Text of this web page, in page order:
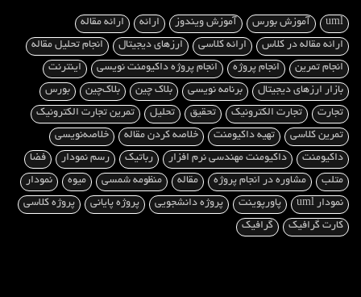
uml آموزش بورس آموزش ویندوز ارائه
ارائه مقاله
ارائه مقاله در کلاس
ارائه کلاسی ارزهای دیجیتال
انجام تحلیل مقاله
انجام تمرین
انجام پروژه انجام پروژه داکیومنت‌ نویسی
اینترنت
بازار ارزهای دیجیتال
برنامه نویسی بلاک چین بلاک‌چین
بورس
تجارت
تجارت الکترونیک تحقیق تحلیل
تمرین تجارت الکترونیک
تمرین کلاسی
تهیه داکیومنت خلاصه کردن مقاله
خلاصه‌نویسی
داکیومنت
داکیومنت مهندسی نرم افزار رباتیک رسم نمودار
فضا
متلب
مشاوره در انجام پروژه مقاله منظومه شمسی میوه
نمودار
نمودار uml
پاورپوینت پروژه دانشجویی پروژه پایانی
پروژه کلاسی
کارت گرافیک
گرافیک